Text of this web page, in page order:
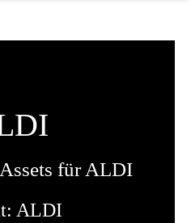
für ALDI
ALDI